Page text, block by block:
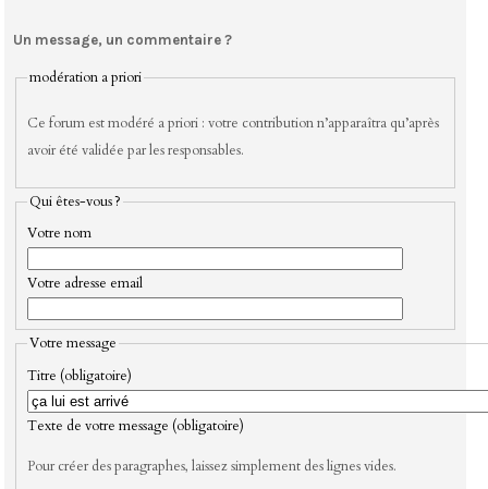
Un message, un commentaire ?
modération a priori
Ce forum est modéré a priori : votre contribution n’apparaîtra qu’après
avoir été validée par les responsables.
Qui êtes-vous ?
Votre nom
Votre adresse email
Votre message
Titre (obligatoire)
Texte de votre message (obligatoire)
Pour créer des paragraphes, laissez simplement des lignes vides.